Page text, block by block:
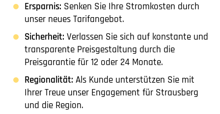
Ersparnis: Senken Sie Ihre Stromkosten durch
unser neues Tarifangebot.
Sicherheit: Verlassen Sie sich auf konstante und
transparente Preisgestaltung durch die
Preisgarantie für 12 oder 24 Monate.
Regionalität: Als Kunde unterstützen Sie mit
Ihrer Treue unser Engagement für Strausberg
und die Region.